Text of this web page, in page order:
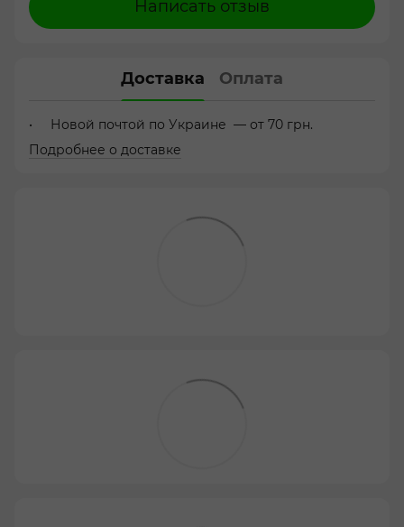
Написать отзыв
Доставка Оплата
Новой почтой по Украине — от 70 грн.
Подробнее о доставке